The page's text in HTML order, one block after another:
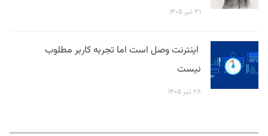
۳۱ تیر ۱۴۰۵
اینترنت وصل است اما تجربه کاربر مطلوب
نیست
۲۸ تیر ۱۴۰۵